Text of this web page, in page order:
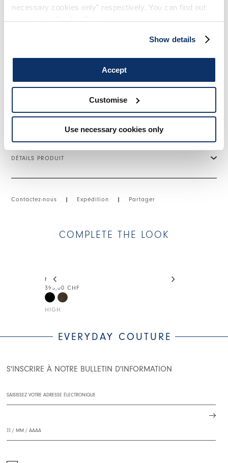
necessary cookies only" respectively. You can find out
more in ourCookie Policy.
Show details
Accept
Customise
Use necessary cookies only
d’extérieur polyvalente à superposer sur de la maille, du
tailoring souple ou un denim ample pour des looks urbains à
l’attitude contemporaine.
• Poches latérales.
• Nylon stretch doublé, poids moyen, toucher lisse.
TAILLE ET COUPE
DÉTAILS PRODUIT
Contactez-nous | Expédition | Partager
COMPLETE THE LOOK
HUM
HIGH
395,00 CHF
EVERYDAY COUTURE
S'INSCRIRE À NOTRE BULLETIN D'INFORMATION